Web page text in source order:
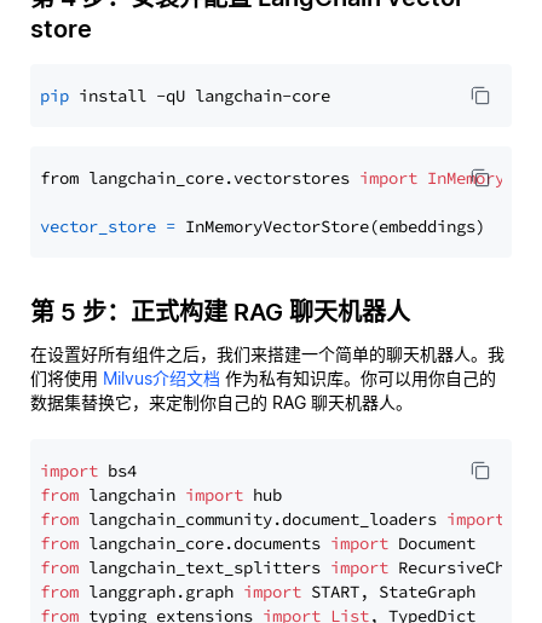
store
pip
from langchain_core.vectorstores import
vector_store =
第 5 步：正式构建 RAG 聊天机器人
在设置好所有组件之后，我们来搭建一个简单的聊天机器人。我
们将使用 Milvus介绍文档 作为私有知识库。你可以用你自己的
数据集替换它，来定制你自己的 RAG 聊天机器人。
import
from langchain import
from langchain_community.document_loaders import
from langchain_core.documents import
from langchain_text_splitters import
from langgraph.graph import
from typing_extensions import List, TypedDict